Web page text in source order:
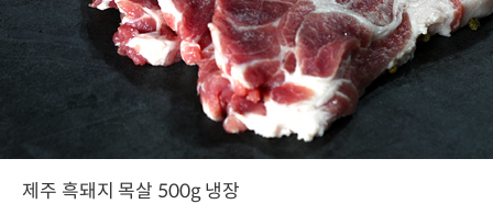
제주 흑돼지 목살 500g 냉장